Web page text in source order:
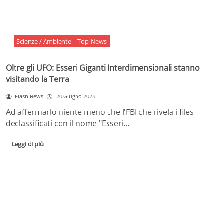
Scienze / Ambiente Top-News
Oltre gli UFO: Esseri Giganti Interdimensionali stanno
visitando la Terra
Flash News 20 Giugno 2023
Ad affermarlo niente meno che l'FBI che rivela i files
declassificati con il nome "Esseri…
Leggi di più